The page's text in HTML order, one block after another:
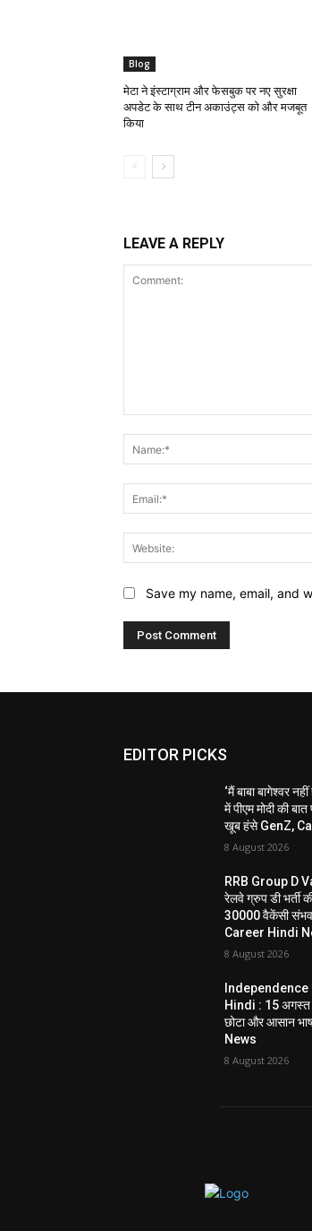
Blog
मेटा ने इंस्टाग्राम और फेसबुक पर नए सुरक्षा
अपडेट के साथ टीन अकाउंट्स को और मजबूत
किया
LEAVE A REPLY
Save my name, email, and
EDITOR PICKS
‘मैं बाबा बागेश्वर
में पीएम मोदी की
खूब हंसे GenZ,
8 August 2026
RRB Group D
रेलवे ग्रुप डी भर्ती
30000 वैकेंसी
Career Hindi
8 August 2026
Independence
Hindi : 15 अगस्त
छोटा और आसान
News
8 August 2026